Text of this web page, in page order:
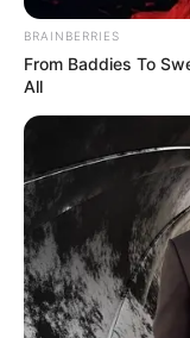
BRAINBERRIES
From Baddies To
All